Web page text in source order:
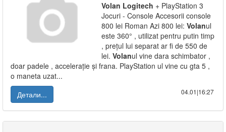
Volan Logitech + PlayStation 3
Jocuri - Console Accesorii console
800 lei Roman Azi 800 lei: Volanul
este 360° , utilizat pentru putin timp
, prețul lui separat ar fi de 550 de
lei. Volanul vine dara schimbator ,
doar padele , accelerație și frana. PlayStation ul vine cu gta 5 ,
o maneta uzat...
Детали...
04.01|16:27